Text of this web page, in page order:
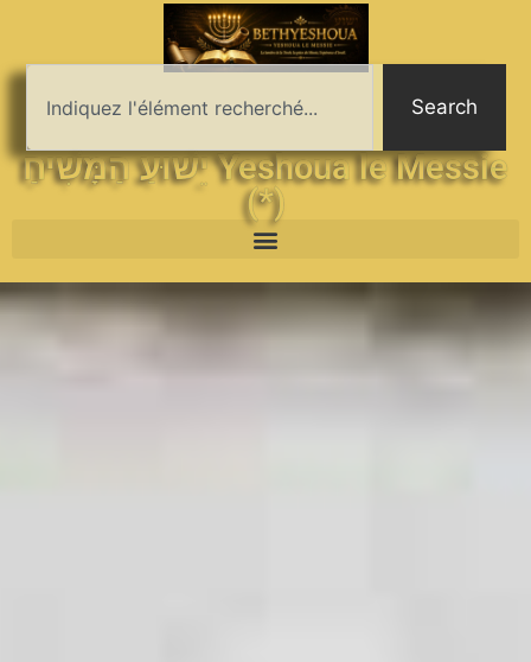
Search
יֵשׁוּעַ הַמָּשִׁיחַ Yeshoua le Messie
(*)